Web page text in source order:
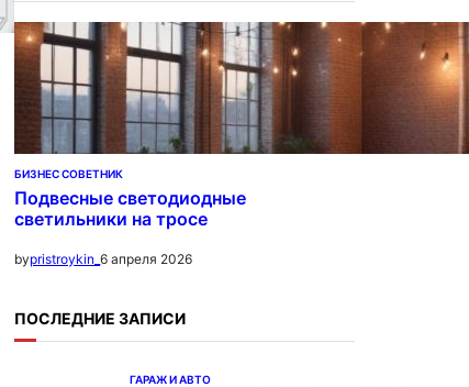
БИЗНЕС СОВЕТНИК
Подвесные светодиодные
светильники на тросе
bypristroykin_ 6 апреля 2026
ПОСЛЕДНИЕ ЗАПИСИ
ГАРАЖ И АВТО